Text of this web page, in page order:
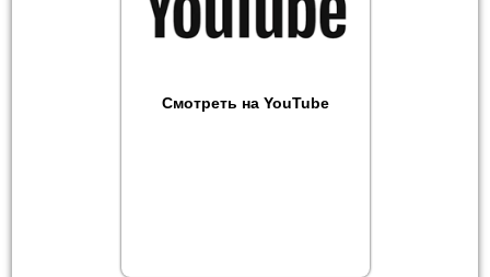
Смотреть на YouTube